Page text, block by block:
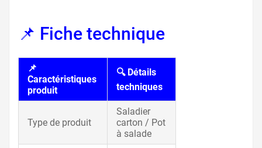
📌 Fiche technique
📌
Caractéristiques
produit
🔍 Détails
techniques
Type de produit
Saladier
carton / Pot
à salade